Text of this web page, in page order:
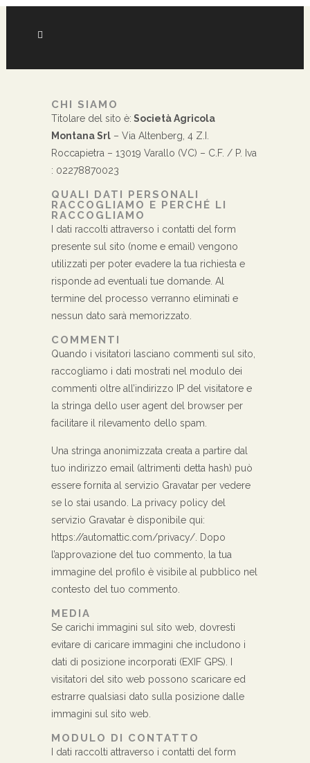
CHI SIAMO
Titolare del sito è: Società Agricola
Montana Srl – Via Altenberg, 4 Z.I.
Roccapietra – 13019 Varallo (VC) – C.F. / P. Iva
: 02278870023
QUALI DATI PERSONALI
RACCOGLIAMO E PERCHÉ LI
RACCOGLIAMO
I dati raccolti attraverso i contatti del form
presente sul sito (nome e email) vengono
utilizzati per poter evadere la tua richiesta e
risponde ad eventuali tue domande. Al
termine del processo verranno eliminati e
nessun dato sarà memorizzato.
COMMENTI
Quando i visitatori lasciano commenti sul sito,
raccogliamo i dati mostrati nel modulo dei
commenti oltre all’indirizzo IP del visitatore e
la stringa dello user agent del browser per
facilitare il rilevamento dello spam.
Una stringa anonimizzata creata a partire dal
tuo indirizzo email (altrimenti detta hash) può
essere fornita al servizio Gravatar per vedere
se lo stai usando. La privacy policy del
servizio Gravatar è disponibile qui:
https://automattic.com/privacy/. Dopo
l’approvazione del tuo commento, la tua
immagine del profilo è visibile al pubblico nel
contesto del tuo commento.
MEDIA
Se carichi immagini sul sito web, dovresti
evitare di caricare immagini che includono i
dati di posizione incorporati (EXIF GPS). I
visitatori del sito web possono scaricare ed
estrarre qualsiasi dato sulla posizione dalle
immagini sul sito web.
MODULO DI CONTATTO
I dati raccolti attraverso i contatti del form